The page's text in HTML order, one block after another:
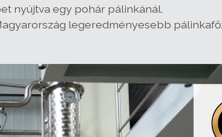
nyújtva egy pohár pálinkánál.
legeredményesebb